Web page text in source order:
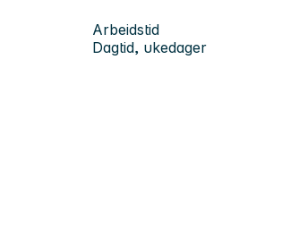
Arbeidstid
Dagtid, ukedager